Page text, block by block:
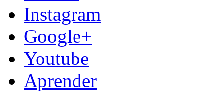
Instagram
Google+
Youtube
Aprender